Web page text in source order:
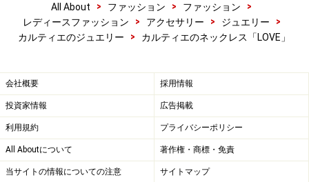
All About > ファッション > ファッション
>
レディースファッション
> アクセサリー > ジュエリー
>
カルティエのジュエリー
> カルティエのネックレス「LOVE」
会社概要 採用情報
投資家情報 広告掲載
利用規約 プライバシーポリシー
All Aboutについて 著作権・商標・免責
当サイトの情報についての注意 サイトマップ